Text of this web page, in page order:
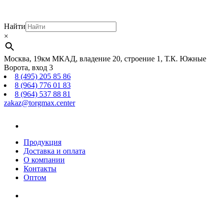
Найти
×
Москва, 19км МКАД, владение 20, строение 1, Т.К. Южные
Ворота, вход 3
8 (495) 205 85 86
8 (964) 776 01 83
8 (964) 537 88 81
zakaz@torgmax.center
Продукция
Доставка и оплата
О компании
Контакты
Оптом